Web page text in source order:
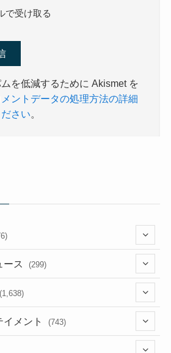
で受け取る
を低減するために Akismet を
メントデータの処理方法の詳細
さい。
ース (299)
(1,638)
メント (743)